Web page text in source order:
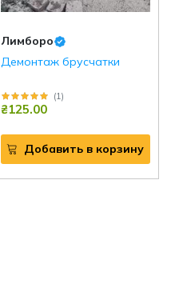
Лимборо
Демонтаж брусчатки
(1)
₴125.00
Добавить в корзину